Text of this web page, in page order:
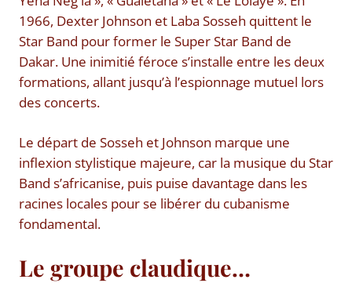
1966, Dexter Johnson et Laba Sosseh quittent le
Star Band pour former le Super Star Band de
Dakar. Une inimitié féroce s’installe entre les deux
formations, allant jusqu’à l’espionnage mutuel lors
des concerts.
Le départ de Sosseh et Johnson marque une
inflexion stylistique majeure, car la musique du Star
Band s’africanise, puis puise davantage dans les
racines locales pour se libérer du cubanisme
fondamental.
Le groupe claudique…